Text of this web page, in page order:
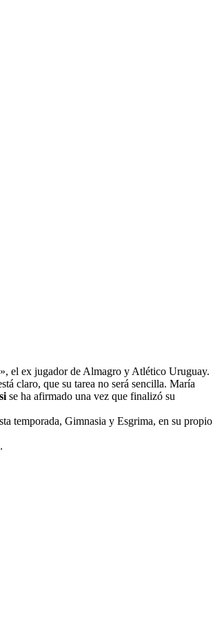
el ex jugador de Almagro y Atlético Uruguay.
claro, que su tarea no será sencilla. María
se ha afirmado una vez que finalizó su
temporada, Gimnasia y Esgrima, en su propio